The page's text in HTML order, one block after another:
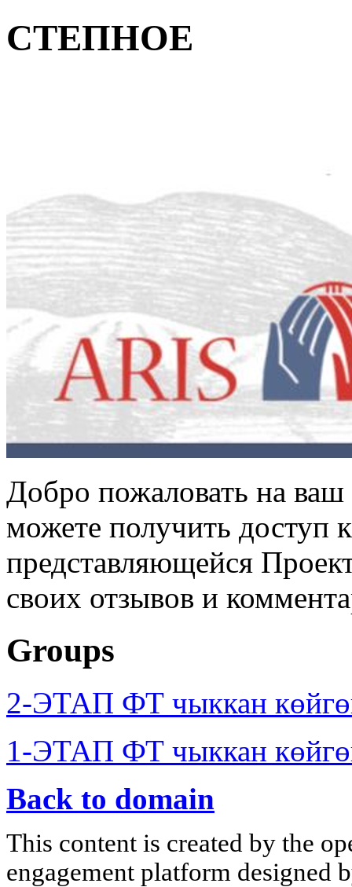
СТЕПНОЕ
Добро пожаловать на
можете получить доступ
представляющейся
своих отзывов и
Groups
2-ЭТАП ФТ чыккан
1-ЭТАП ФТ чыккан
Back to domain
This content is created by the
engagement platform designed